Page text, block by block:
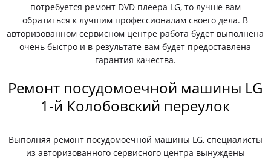
потребуется ремонт DVD плеера LG, то лучше вам
обратиться к лучшим профессионалам своего дела. В
авторизованном сервисном центре работа будет выполнена
очень быстро и в результате вам будет предоставлена
гарантия качества.
Ремонт посудомоечной машины LG
1-й Колобовский переулок
Выполняя ремонт посудомоечной машины LG, специалисты
из авторизованного сервисного центра вынуждены